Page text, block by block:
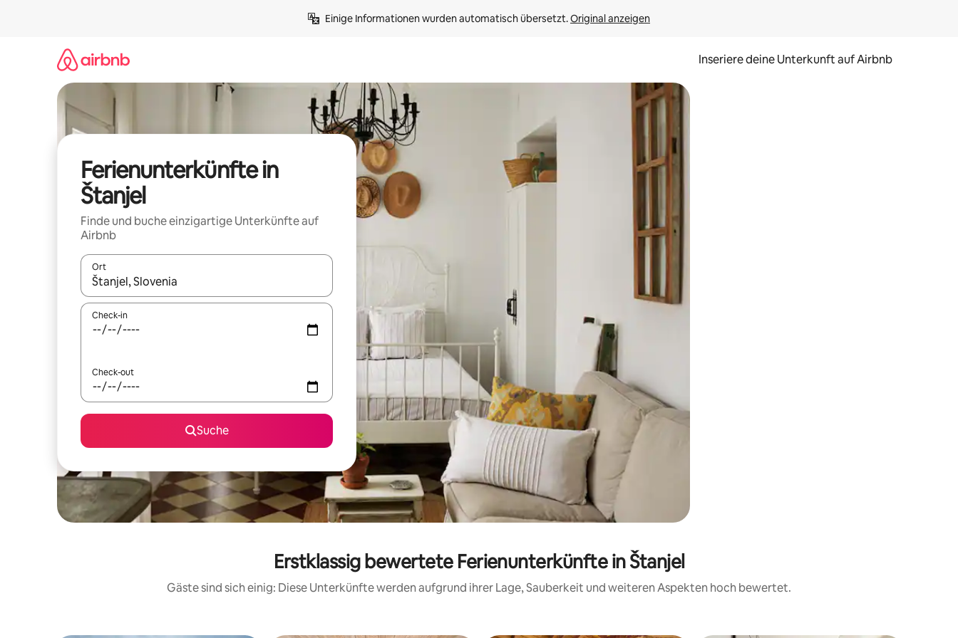
Einige Informationen wurden automatisch übersetzt. Original anzeigen
Inseriere deine Unterkunft auf Airbnb
Ferienunterkünfte in
Štanjel
Finde und buche einzigartige Unterkünfte auf
Airbnb
Ort
Wenn Ergebnisse verfügbar sind, navigiere mit den Pfeiltasten nach oben und unten oder erkunde die Ergebnisse durch Berühren oder Wischgesten.
Check-in
Check-out
Suche
Erstklassig bewertete Ferienunterkünfte in Štanjel
Gäste sind sich einig: Diese Unterkünfte werden aufgrund ihrer Lage, Sauberkeit und weiteren Aspekten hoch bewertet.